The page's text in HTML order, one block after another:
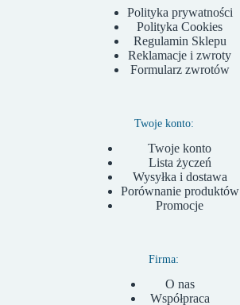
Polityka prywatności
Polityka Cookies
Regulamin Sklepu
Reklamacje i zwroty
Formularz zwrotów
Twoje konto:
Twoje konto
Lista życzeń
Wysyłka i dostawa
Porównanie produktów
Promocje
Firma:
O nas
Współpraca